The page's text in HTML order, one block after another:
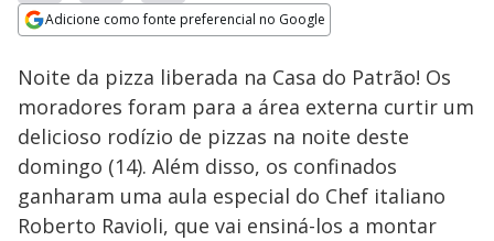
Adicione como fonte preferencial no Google
íntegra da live com
Sheila | Casa do
Patrão
Ativar
Noite da pizza liberada na Casa do Patrão! Os
moradores foram para a área externa curtir um
delicioso rodízio de pizzas na noite deste
domingo (14). Além disso, os confinados
ganharam uma aula especial do Chef italiano
Roberto Ravioli, que vai ensiná-los a montar